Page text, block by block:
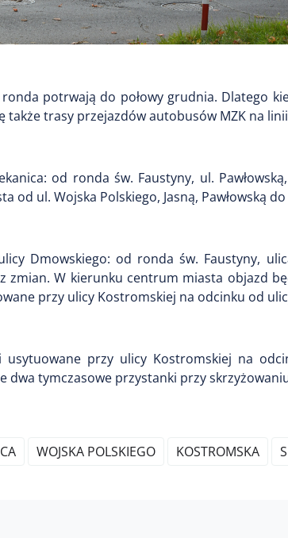
potrwają do połowy grudnia. Dlatego
także trasy przejazdów autobusów MZK na
od ronda św. Faustyny, ul.
ul. Wojska Polskiego, Jasną, Pawłowską
Dmowskiego: od ronda św. Faustyny,
zmian. W kierunku centrum miasta objazd
przy ulicy Kostromskiej na odcinku od
usytuowane przy ulicy Kostromskiej na
dwa tymczasowe przystanki przy
WOJSKA POLSKIEGO KOSTROMSKA